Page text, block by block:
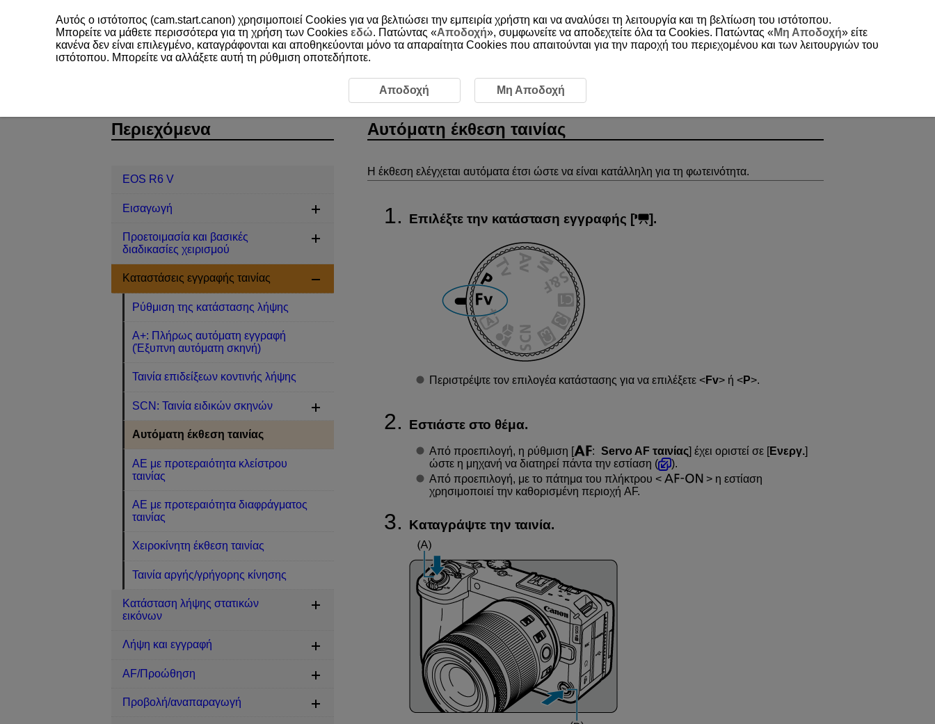
EOS R6 V Καταστάσεις εγγραφής ταινίας
Αυτόματη έκθεση ταινίας
Η έκθεση ελέγχεται αυτόματα έτσι ώστε να είναι κατάλληλη για τη φωτεινότητα.
Επιλέξτε την κατάσταση εγγραφής [ ].
Περιστρέψτε τον επιλογέα κατάστασης για να επιλέξετε Fv ή P .
Εστιάστε στο θέμα.
Από προεπιλογή, η ρύθμιση [ : Servo AF ταινίας] έχει οριστεί σε [Ενεργ.]
ώστε η μηχανή να διατηρεί πάντα την εστίαση (
).
Από προεπιλογή, με το πάτημα του πλήκτρου
η εστίαση
χρησιμοποιεί την καθορισμένη περιοχή AF.
Καταγράψτε την ταινία.
Περιεχόμενα
EOS R6 V
Εισαγωγή
Προετοιμασία και βασικές
διαδικασίες χειρισμού
Καταστάσεις εγγραφής ταινίας
Ρύθμιση της κατάστασης λήψης
A+: Πλήρως αυτόματη εγγραφή
(Έξυπνη αυτόματη σκηνή)
Ταινία επιδείξεων κοντινής λήψης
SCN: Ταινία ειδικών σκηνών
Αυτόματη έκθεση ταινίας
AE με προτεραιότητα κλείστρου
ταινίας
AE με προτεραιότητα διαφράγματος
ταινίας
Χειροκίνητη έκθεση ταινίας
Ταινία αργής/γρήγορης κίνησης
Κατάσταση λήψης στατικών
εικόνων
Λήψη και εγγραφή
AF/Προώθηση
Προβολή/αναπαραγωγή
Αυτός ο ιστότοπος (cam.start.canon) χρησιμοποιεί Cookies για να βελτιώσει την εμπειρία χρήστη και να αναλύσει τη λειτουργία και τη βελτίωση του ιστότοπου.
Μπορείτε να μάθετε περισσότερα για τη χρήση των Cookies εδώ. Πατώντας «Αποδοχή», συμφωνείτε να αποδεχτείτε όλα τα Cookies. Πατώντας «Μη Αποδοχή» είτε
κανένα δεν είναι επιλεγμένο, καταγράφονται και αποθηκεύονται μόνο τα απαραίτητα Cookies που απαιτούνται για την παροχή του περιεχομένου και των λειτουργιών του
ιστότοπου. Μπορείτε να αλλάξετε αυτή τη ρύθμιση οποτεδήποτε.
Αποδοχή Μη Αποδοχή